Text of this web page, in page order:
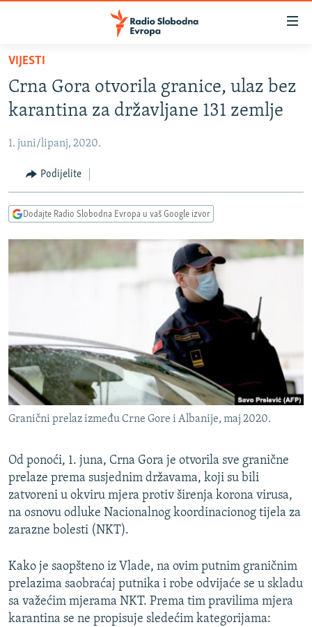
Pređite
glavni
sadržaj
na
navigaciju
Pređite
na
BOSNA I HERCEGOVINA
KOSOVO
CRNA GORA
VIDEO
INFOGRAFIKE
PODCASTI
KINA NA BALKANU
DNEVNO@RSE
SPECIJALI RSE
VIŠE OD NASLOVA
GENOCID U SREBRENICI
TV LIBERTY
POST SCRIPTUM
MOJA EVROPA
SVE KARTE DEJTONA
NASTANAK I RASPAD JUGOSLAVIJE
PRATITE NAS
Sve RFE/RL stranice
VIJESTI
Crna Gora otvorila granice, ulaz bez
karantina za državljane 131 zemlje
1. juni/lipanj, 2020.
Podijelite
Dodajte Radio Slobodna Evropa u vaš Google izvor
Granični prelaz između Crne Gore i Albanije, maj 2020.
Od ponoći, 1. juna, Crna Gora je otvorila sve granične
prelaze prema susjednim državama, koji su bili
zatvoreni u okviru mjera protiv širenja korona virusa,
na osnovu odluke Nacionalnog koordinacionog tijela za
zarazne bolesti (NKT).
Kako je saopšteno iz Vlade, na ovim putnim graničnim
prelazima saobraćaj putnika i robe odvijaće se u skladu
sa važećim mjerama NKT. Prema tim pravilima mjera
karantina se ne propisuje sledećim kategorijama: